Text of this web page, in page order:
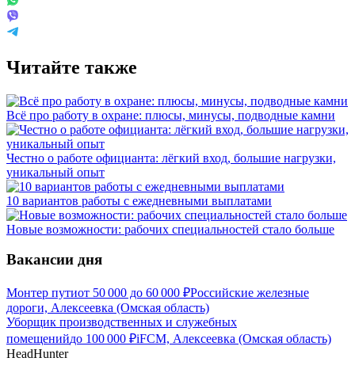
Читайте также
Всё про работу в охране: плюсы, минусы, подводные камни
Честно о работе официанта: лёгкий вход, большие нагрузки,
уникальный опыт
10 вариантов работы с ежедневными выплатами
Новые возможности: рабочих специальностей стало больше
Вакансии дня
Монтер путиот 50 000 до 60 000 ₽Российские железные
дороги, Алексеевка (Омская область)
Уборщик производственных и служебных
помещенийдо 100 000 ₽iFCM, Алексеевка (Омская область)
HeadHunter